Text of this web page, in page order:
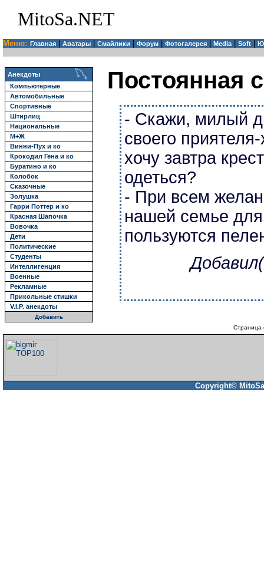
MitoSa.NET
Меню: Главная Аватары Смайлики Форум Фотогалерея Media| Soft
Анекдоты
Компьютерные
Автомобильные
Спортивные
Штирлиц
Национальные
М+Ж
Винни-Пух и ко
Крокодил Гена и ко
Буратино и ко
Колобок
Сказочные
Золушка
Гарри Поттер и ко
Красная Шапочка
Вовочка
Дети
Политические
Студенты
Интеллигенция
Военные
Рекламные
Прикольные стишки
V.I.P. анекдоты
Добавить
Постоянная
- Скажи, милый
своего
хочу завтра
одеться?
- При всем
нашей семье для
пользуются
Страница
Copyright©